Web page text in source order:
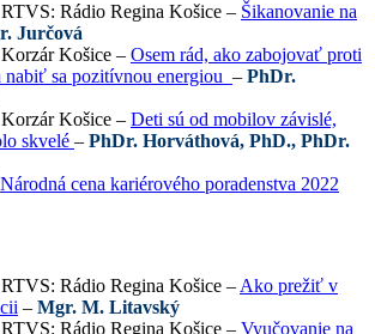
Rádio Regina Košice – Šikanovanie na
Jurčová
Košice – Osem rád, ako zabojovať proti
nabiť sa pozitívnou energiou – PhDr.
Košice – Deti sú od mobilov závislé,
skvelé – PhDr. Horváthová, PhD., PhDr.
Národná cena kariérového poradenstva 2022
Rádio Regina Košice – Ako prežiť v
– Mgr. M. Litavský
Rádio Regina Košice – Vyučovanie na